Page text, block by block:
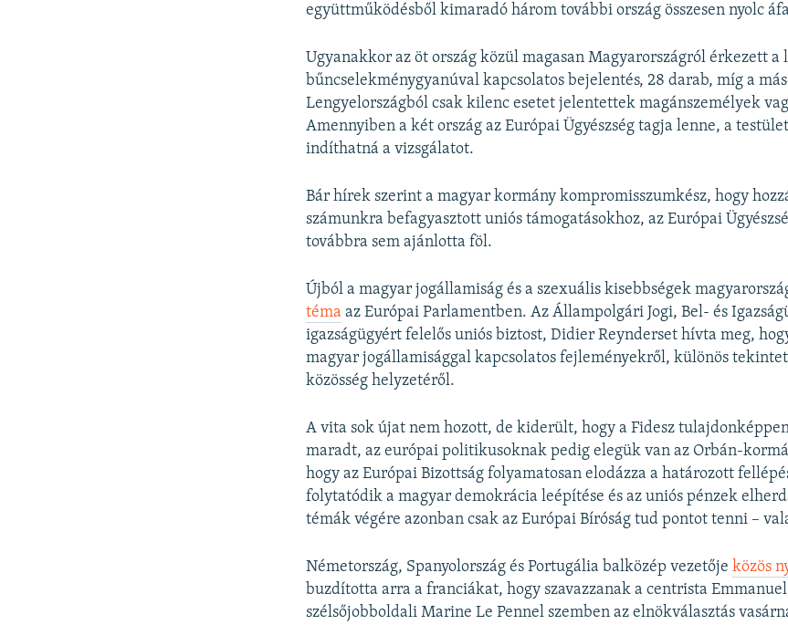
együttműködésből kimaradó három további ország összesen nyolc
Ugyanakkor az öt ország közül magasan Magyarországról érkezett a
bűncselekménygyanúval kapcsolatos bejelentés, 28 darab, míg a
Lengyelországból csak kilenc esetet jelentettek magánszemélyek
Amennyiben a két ország az Európai Ügyészség tagja lenne, a
indíthatná a vizsgálatot.
Bár hírek szerint a magyar kormány kompromisszumkész, hogy
számunkra befagyasztott uniós támogatásokhoz, az Európai
továbbra sem ajánlotta föl.
Újból a magyar jogállamiság és a szexuális kisebbségek
téma az Európai Parlamentben. Az Állampolgári Jogi, Bel- és
igazságügyért felelős uniós biztost, Didier Reynderset hívta meg,
magyar jogállamisággal kapcsolatos fejleményekről, különös
közösség helyzetéről.
A vita sok újat nem hozott, de kiderült, hogy a Fidesz
maradt, az európai politikusoknak pedig elegük van az Orbán-
hogy az Európai Bizottság folyamatosan elodázza a határozott
folytatódik a magyar demokrácia leépítése és az uniós pénzek
témák végére azonban csak az Európai Bíróság tud pontot tenni –
Németország, Spanyolország és Portugália balközép vezetőjeközös
buzdította arra a franciákat, hogy szavazzanak a centrista
szélsőjobboldali Marine Le Pennel szemben az elnökválasztás